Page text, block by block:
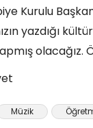
Kurulu
yazdığı
olacağız.
Müzik